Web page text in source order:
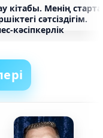
кітабы. Менің
сәтсіздігім.
кәсіпкерлік